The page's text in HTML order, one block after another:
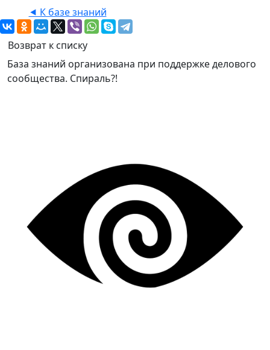
⯇ К базе знаний
Возврат к списку
База знаний организована при поддержке делового
сообщества. Спираль?!